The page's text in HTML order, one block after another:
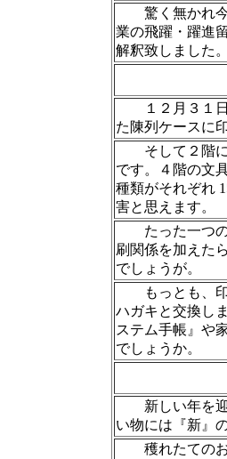
驚く無かれ今
業の飛躍・躍進
解釈致しました
１２月３１日
た陳列ケースに
そして２階に
です。４階の文
種類がそれぞれ
害と思えます。
たった一つの
刷関係を加えた
でしょうが。
もっとも、印
ハガキと交換し
ステム手帳』や
でしょうか。
新しい年を迎
い物には『新』
穫れたてのお